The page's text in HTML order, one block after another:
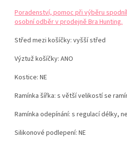
Poradenství, pomoc při výběru
osobní odběr v prodejně Bra Hunting.
Střed mezi košíčky: vyšší střed
Výztuž košíčky: ANO
Kostice: NE
Ramínka šířka: s větší velikostí se
Ramínka odepínání: s regulací délky,
Silikonové podlepení: NE